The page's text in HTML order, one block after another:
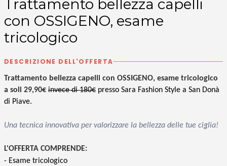
Trattamento bellezza capelli
con OSSIGENO, esame
tricologico
DESCRIZIONE DELL'OFFERTA
Trattamento bellezza capelli con OSSIGENO, esame tricologico
a soli 29,90€ invece di 180€ presso Sara Fashion Style a San Donà
di Piave.
Una tecnica innovativa per valorizzare la bellezza delle tue ciglia!
L'OFFERTA COMPRENDE:
- Esame tricologico